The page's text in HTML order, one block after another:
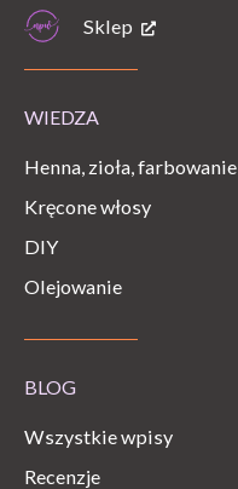
Sklep
WIEDZA
Henna, zioła, farbowanie
Kręcone włosy
DIY
Olejowanie
BLOG
Wszystkie wpisy
Recenzje